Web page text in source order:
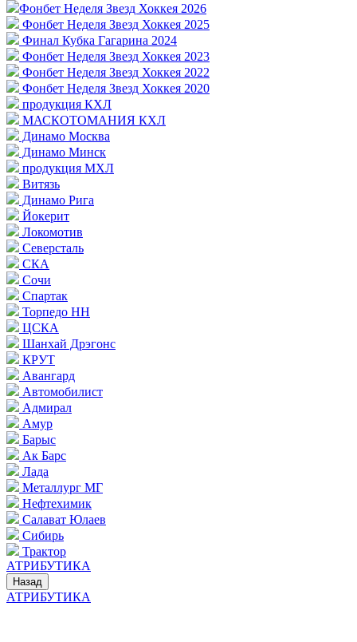
Фонбет Неделя Звезд Хоккея 2026
Фонбет Неделя Звезд Хоккея 2025
Финал Кубка Гагарина 2024
Фонбет Неделя Звезд Хоккея 2023
Фонбет Неделя Звезд Хоккея 2022
Фонбет Неделя Звезд Хоккея 2020
продукция КХЛ
МАСКОТОМАНИЯ КХЛ
Динамо Москва
Динамо Минск
продукция МХЛ
Витязь
Динамо Рига
Йокерит
Локомотив
Северсталь
СКА
Сочи
Спартак
Торпедо НН
ЦСКА
Шанхай Дрэгонс
КРУТ
Авангард
Автомобилист
Адмирал
Амур
Барыс
Ак Барс
Лада
Металлург МГ
Нефтехимик
Салават Юлаев
Сибирь
Трактор
АТРИБУТИКА
Назад
АТРИБУТИКА